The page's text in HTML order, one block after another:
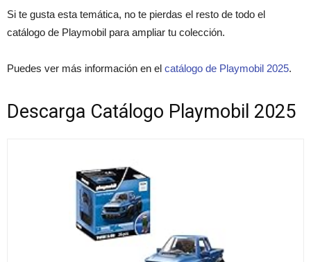
Si te gusta esta temática, no te pierdas el resto de todo el
catálogo de Playmobil para ampliar tu colección.
Puedes ver más información en el catálogo de Playmobil 2025.
Descarga Catálogo Playmobil 2025